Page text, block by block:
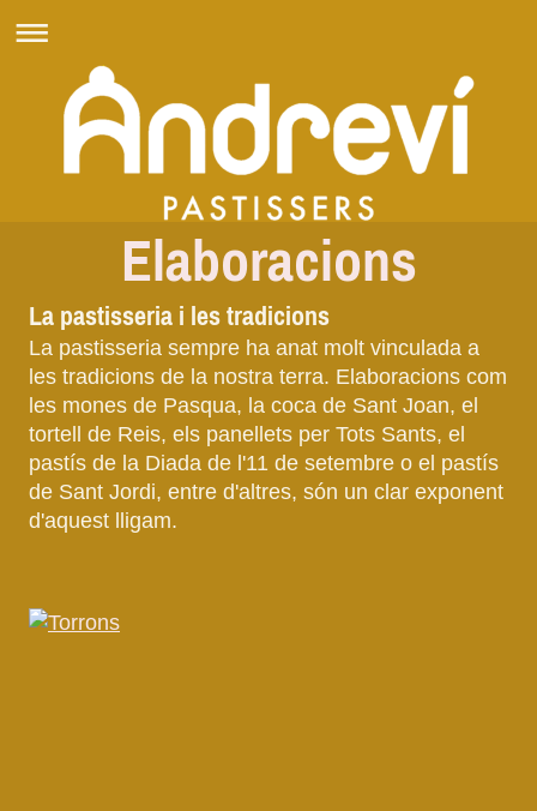
Elaboracions
La pastisseria i les tradicions
La pastisseria sempre ha anat molt vinculada a
les tradicions de la nostra terra. Elaboracions com
les mones de Pasqua, la coca de Sant Joan, el
tortell de Reis, els panellets per Tots Sants, el
pastís de la Diada de l'11 de setembre o el pastís
de Sant Jordi, entre d'altres, són un clar exponent
d'aquest lligam.